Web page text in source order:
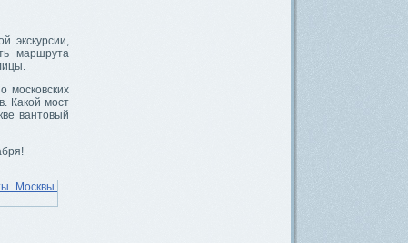
экскурсии,
маршрута
московских
Какой мост
вантовый